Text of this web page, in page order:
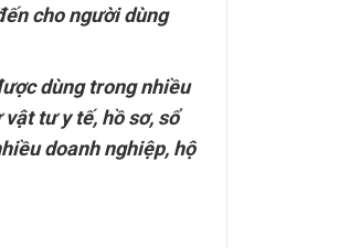
cho người dùng
dùng trong nhiều
tư y tế, hồ sơ, sổ
doanh nghiệp, hộ